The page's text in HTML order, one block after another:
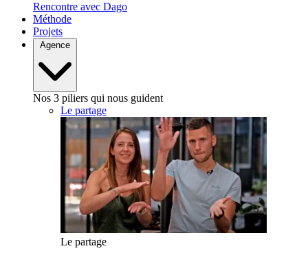
Rencontre avec Dago
Méthode
Projets
Agence
Nos 3 piliers qui nous guident
Le partage
Le partage